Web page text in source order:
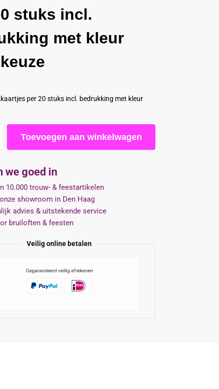
stuks incl.
met kleur
per 20 stuks incl. bedrukking met kleur
Toevoegen aan winkelwagen
we goed in
10.000 trouw- & feestartikelen
showroom in Den Haag
advies & uitstekende service
bruiloften & feesten
Veilig online betalen